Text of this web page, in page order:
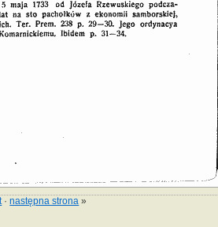
·następna strona »